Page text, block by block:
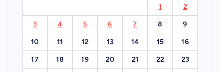
1 2
3 4 5 6 7 8 9
10 11 12 13 14 15 16
17 18 19 20 21 22 23